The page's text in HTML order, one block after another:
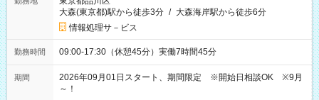
大森(東京都)駅から徒歩3分 / 大森海岸駅から徒歩6分
情報処理サ－ビス
勤務時間 09:00-17:30（休憩45分）実働7時間45分
期間
2026年09月01日スタート、期間限定 ※開始日相談OK ※9月
～！